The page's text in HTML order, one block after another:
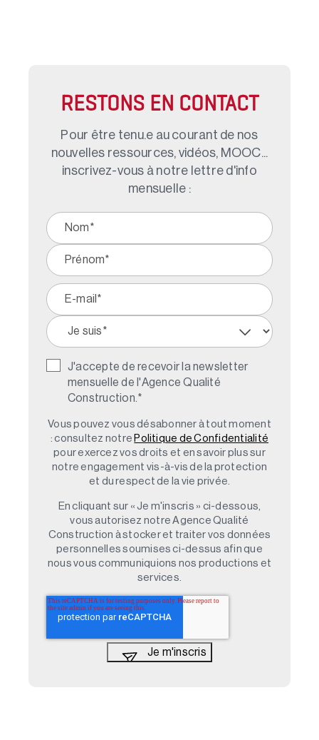
RESTONS EN CONTACT
Pour être tenu.e au courant de nos
nouvelles ressources, vidéos, MOOC...
inscrivez-vous à notre lettre d'info
mensuelle :
J'accepte de recevoir la newsletter
mensuelle de l'Agence Qualité
Construction. *
Vous pouvez vous désabonner à tout moment
: consultez notre Politique de Confidentialité
pour exercez vos droits et en savoir plus sur
notre engagement vis-à-vis de la protection
et du respect de la vie privée.
En cliquant sur « Je m'inscris » ci-dessous,
vous autorisez notre Agence Qualité
Construction à stocker et traiter vos données
personnelles soumises ci-dessus afin que
nous vous communiquions nos productions et
services.